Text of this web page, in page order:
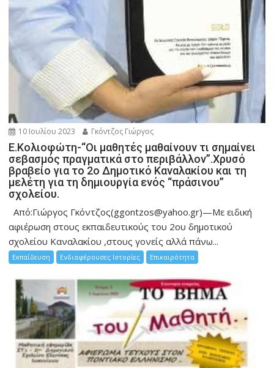
10 Ιουλίου 2023 Γκόντζος Γιώργος
Ε.Κολιοφώτη-“Οι μαθητές μαθαίνουν τι σημαίνει
σεβασμός πραγματικά στο περιβάλλον”.Χρυσό
βραβείο για το 2ο Δημοτικό Καναλακίου και τη
μελέτη για τη δημιουργία ενός “πράσινου”
σχολείου.
Από:Γιώργος Γκόντζος(ggontzos@yahoo.gr)—Με ειδική
αφιέρωση στους εκπαιδευτικούς του 2ου δημοτικού
σχολείου Καναλακίου ,στους γονείς αλλά πάνω...
Εκπαίδευση Ενδιαφέρουσες Ιστορίες Επικαιρότητα